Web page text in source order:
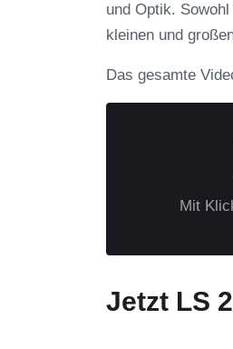
und Optik.
kleinen und
Das gesamte
Mit
Jetzt LS